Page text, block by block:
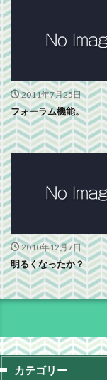
2011年7月25日
フォーラム機能。
2010年12月7日
明るくなったか？
カテゴリー